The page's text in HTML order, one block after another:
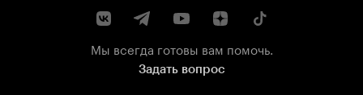
Мы всегда готовы вам помочь.
Задать вопрос